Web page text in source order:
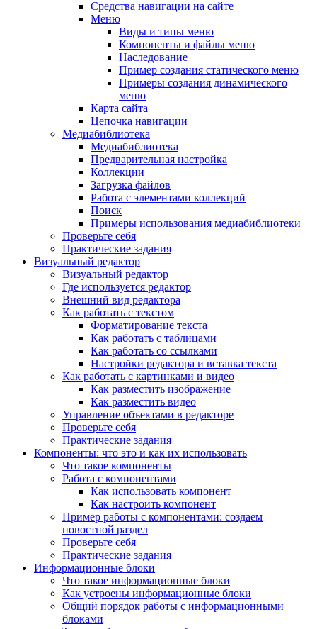
Средства навигации на сайте
Меню
Виды и типы меню
Компоненты и файлы меню
Наследование
Пример создания статического меню
Примеры создания динамического
меню
Карта сайта
Цепочка навигации
Медиабиблиотека
Медиабиблиотека
Предварительная настройка
Коллекции
Загрузка файлов
Работа с элементами коллекций
Поиск
Примеры использования медиабиблиотеки
Проверьте себя
Практические задания
Визуальный редактор
Визуальный редактор
Где используется редактор
Внешний вид редактора
Как работать с текстом
Форматирование текста
Как работать с таблицами
Как работать со ссылками
Настройки редактора и вставка текста
Как работать с картинками и видео
Как разместить изображение
Как разместить видео
Управление объектами в редакторе
Проверьте себя
Практические задания
Компоненты: что это и как их использовать
Что такое компоненты
Работа с компонентами
Как использовать компонент
Как настроить компонент
Пример работы с компонентами: создаем
новостной раздел
Проверьте себя
Практические задания
Информационные блоки
Что такое информационные блоки
Как устроены информационные блоки
Общий порядок работы с информационными
блоками